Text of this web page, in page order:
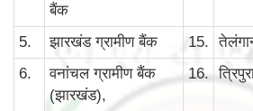
बैंक
5. झारखंड ग्रामीण बैंक 15.
6.
वनांचल ग्रामीण बैंक
(झारखंड),
16.